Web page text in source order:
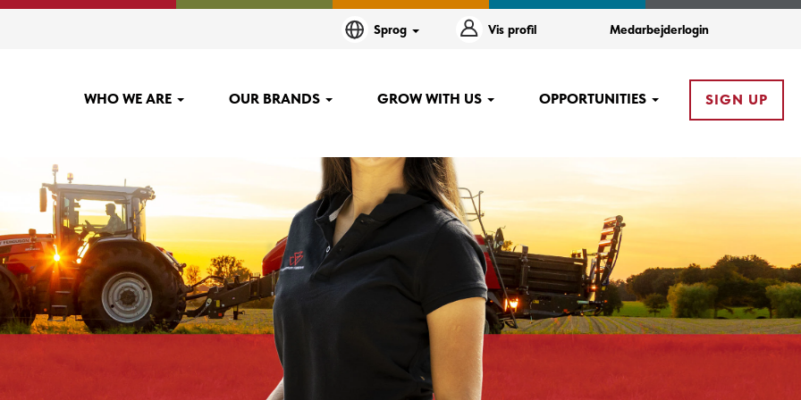
Sprog Vis profil Medarbejderlogin
WHO WE ARE OUR BRANDS GROW WITH US OPPORTUNITIES SIGN UP
og erfaring, tilbyder en
den bedste værdi for